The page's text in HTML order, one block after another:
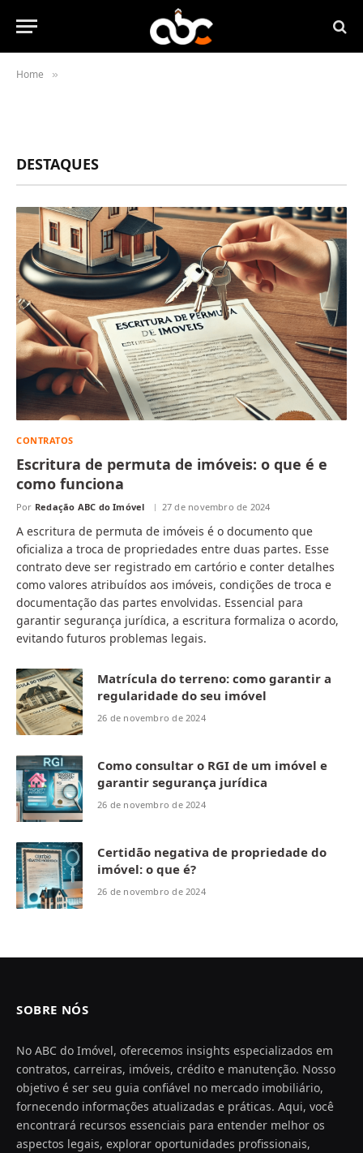
Home »
DESTAQUES
CONTRATOS
Escritura de permuta de imóveis: o que é e
como funciona
Por Redação ABC do Imóvel 27 de novembro de 2024
A escritura de permuta de imóveis é o documento que
oficializa a troca de propriedades entre duas partes. Esse
contrato deve ser registrado em cartório e conter detalhes
como valores atribuídos aos imóveis, condições de troca e
documentação das partes envolvidas. Essencial para
garantir segurança jurídica, a escritura formaliza o acordo,
evitando futuros problemas legais.
Matrícula do terreno: como garantir a
regularidade do seu imóvel
26 de novembro de 2024
Como consultar o RGI de um imóvel e
garantir segurança jurídica
26 de novembro de 2024
Certidão negativa de propriedade do
imóvel: o que é?
26 de novembro de 2024
SOBRE NÓS
No ABC do Imóvel, oferecemos insights especializados em
contratos, carreiras, imóveis, crédito e manutenção. Nosso
objetivo é ser seu guia confiável no mercado imobiliário,
fornecendo informações atualizadas e práticas. Aqui, você
encontrará recursos essenciais para entender melhor os
aspectos legais, explorar oportunidades profissionais,